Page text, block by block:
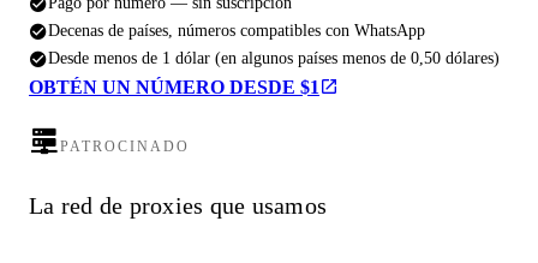
Decenas de países, números compatibles con WhatsApp
Desde menos de 1 dólar (en algunos países menos de 0,50 dólares)
OBTÉN UN NÚMERO DESDE $1
PATROCINADO
La red de proxies que usamos